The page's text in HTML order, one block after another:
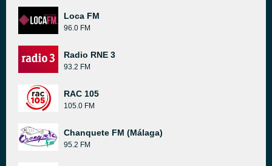
Loca FM
96.0 FM
Radio RNE 3
93.2 FM
RAC 105
105.0 FM
Chanquete FM (Málaga)
95.2 FM